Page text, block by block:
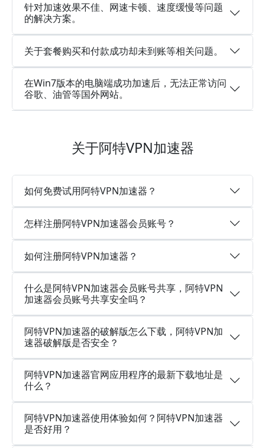
针对加速效果不佳、网速卡顿、速度缓慢等问题
的解决方案。
关于套餐购买和付款成功却未到账等相关问题。
在Win7版本的电脑端成功加速后，无法正常访问
谷歌、油管等国外网站。
关于阿特VPN加速器
如何免费试用阿特VPN加速器？
怎样注册阿特VPN加速器会员账号？
如何注册阿特VPN加速器？
什么是阿特VPN加速器会员账号共享，阿特VPN
加速器会员账号共享安全吗？
阿特VPN加速器的破解版怎么下载，阿特VPN加
速器破解版是否安全？
阿特VPN加速器官网应用程序的最新下载地址是
什么？
阿特VPN加速器使用体验如何？阿特VPN加速器
是否好用？